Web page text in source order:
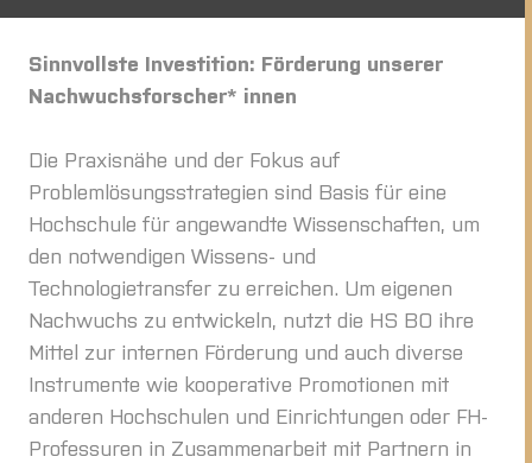
Sinnvollste Investition: Förderung unserer
Nachwuchsforscher* innen
Die Praxisnähe und der Fokus auf
Problemlösungsstrategien sind Basis für eine
Hochschule für angewandte Wissenschaften, um
den notwendigen Wissens- und
Technologietransfer zu erreichen. Um eigenen
Nachwuchs zu entwickeln, nutzt die HS BO ihre
Mittel zur internen Förderung und auch diverse
Instrumente wie kooperative Promotionen mit
anderen Hochschulen und Einrichtungen oder FH-
Professuren in Zusammenarbeit mit Partnern in